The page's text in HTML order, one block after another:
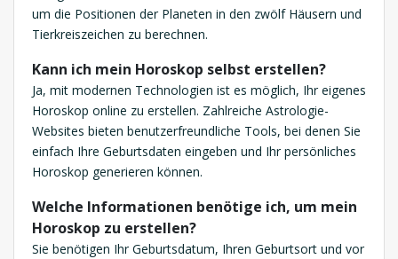
um die Positionen der Planeten in den zwölf Häusern und
Tierkreiszeichen zu berechnen.
Kann ich mein Horoskop selbst erstellen?
Ja, mit modernen Technologien ist es möglich, Ihr eigenes
Horoskop online zu erstellen. Zahlreiche Astrologie-
Websites bieten benutzerfreundliche Tools, bei denen Sie
einfach Ihre Geburtsdaten eingeben und Ihr persönliches
Horoskop generieren können.
Welche Informationen benötige ich, um mein
Horoskop zu erstellen?
Sie benötigen Ihr Geburtsdatum, Ihren Geburtsort und vor